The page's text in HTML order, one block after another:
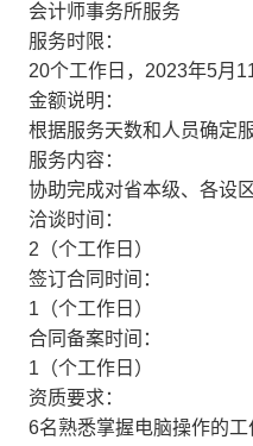
会计师事务所服务
服务时限：
20个工作日，2023年5月
金额说明：
根据服务天数和人员确定
服务内容：
协助完成对省本级、各设
洽谈时间：
2（个工作日）
签订合同时间：
1（个工作日）
合同备案时间：
1（个工作日）
资质要求：
6名熟悉掌握电脑操作的工